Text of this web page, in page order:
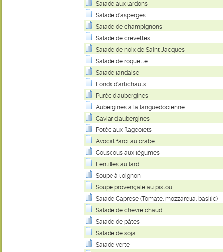
Salade aux lardons
Salade d'asperges
Salade de champignons
Salade de crevettes
Salade de noix de Saint Jacques
Salade de roquette
Salade landaise
Fonds d'artichauts
Purée d'aubergines
Aubergines à la languedocienne
Caviar d'aubergines
Potée aux flageolets
Avocat farci au crabe
Couscous aux légumes
Lentilles au lard
Soupe à l'oignon
Soupe provençale au pistou
Salade Caprese (Tomate, mozzarella, basilic)
Salade de chèvre chaud
Salade de pâtes
Salade de soja
Salade verte